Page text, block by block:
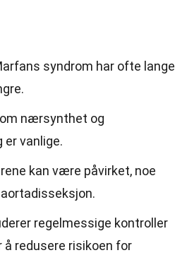
syndrom har ofte lange
nærsynthet og
er vanlige.
kan være påvirket, noe
regelmessige kontroller
å redusere risikoen for